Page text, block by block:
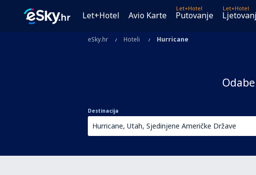
Let+Hotel Avio Karte
Let+Hotel
Putovanje
Let+Hotel
eSky.hr Hoteli Hurricane
Destinacija